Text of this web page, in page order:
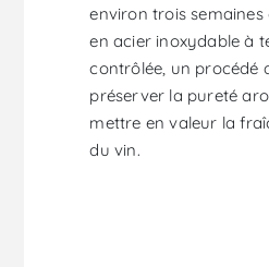
environ trois semaines
en acier inoxydable à
contrôlée, un procédé
préserver la pureté
mettre en valeur la
du vin.